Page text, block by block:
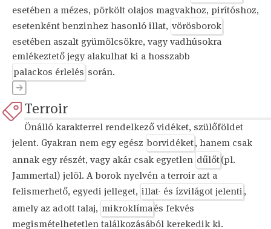
esetében a mézes, pörkölt olajos magvakhoz, pirítóshoz,
esetenként benzinhez hasonló illat, vörösborok
esetében aszalt gyümölcsökre, vagy vadhúsokra
emlékeztető jegy alakulhat ki a hosszabb
palackos érlelés során.
Terroir
Önálló karakterrel rendelkező vidéket, szülőföldet
jelent. Gyakran nem egy egész borvidéket, hanem csak
annak egy részét, vagy akár csak egyetlen dűlőt(pl.
Jammertal) jelöl. A borok nyelvén a terroir azt a
felismerhető, egyedi jelleget, illat- és ízvilágot jelenti,
amely az adott talaj, mikroklímaés fekvés
megismételhetetlen találkozásából kerekedik ki.